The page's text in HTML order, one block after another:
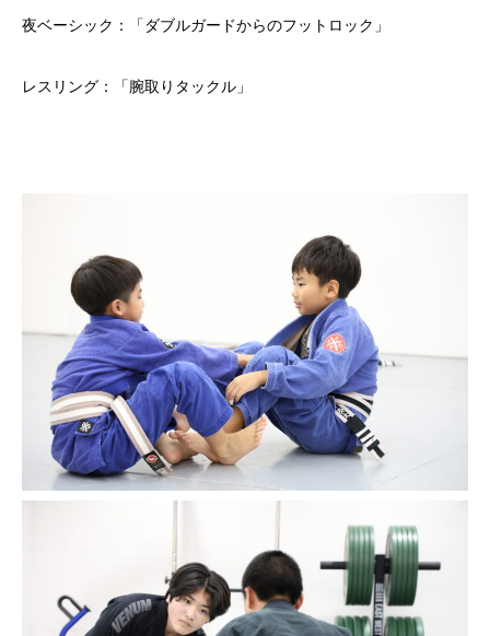
夜ベーシック：「ダブルガードからのフットロック」
レスリング：「腕取りタックル」